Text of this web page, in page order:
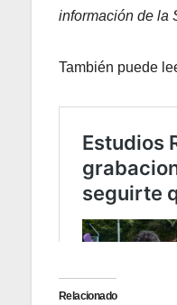
información de la
También puede
Relacionado